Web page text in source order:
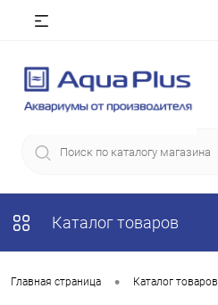
Каталог товаров
Главная страница • Каталог товаров